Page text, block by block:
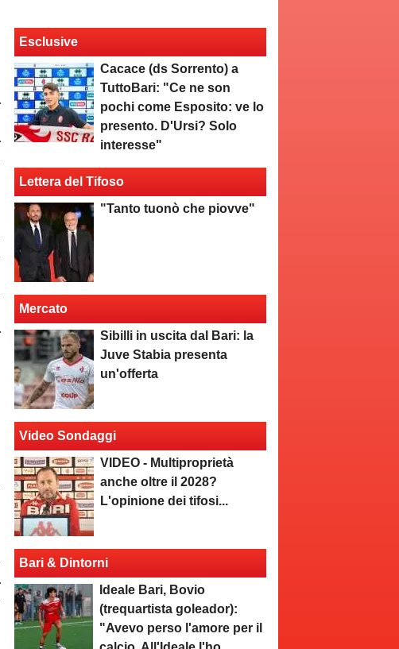
Esclusive
Cacace (ds Sorrento) a
TuttoBari: "Ce ne son
pochi come Esposito: ve lo
presento. D'Ursi? Solo
interesse"
Lettera del Tifoso
"Tanto tuonò che piovve"
Mercato
Sibilli in uscita dal Bari: la
Juve Stabia presenta
un'offerta
Video Sondaggi
VIDEO - Multiproprietà
anche oltre il 2028?
L'opinione dei tifosi...
Bari & Dintorni
Ideale Bari, Bovio
(trequartista goleador):
"Avevo perso l'amore per il